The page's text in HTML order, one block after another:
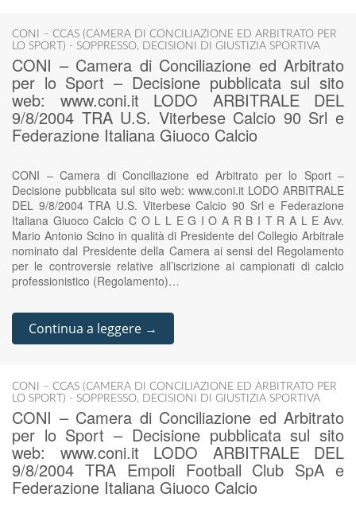
CONI – CCAS (CAMERA DI CONCILIAZIONE ED ARBITRATO PER
LO SPORT) - SOPPRESSO, DECISIONI DI GIUSTIZIA SPORTIVA
CONI – Camera di Conciliazione ed Arbitrato
per lo Sport – Decisione pubblicata sul sito
web: www.coni.it LODO ARBITRALE DEL
9/8/2004 TRA U.S. Viterbese Calcio 90 Srl e
Federazione Italiana Giuoco Calcio
CONI – Camera di Conciliazione ed Arbitrato per lo Sport –
Decisione pubblicata sul sito web: www.coni.it LODO ARBITRALE
DEL 9/8/2004 TRA U.S. Viterbese Calcio 90 Srl e Federazione
Italiana Giuoco Calcio C O L L E G I O A R B I T R A L E Avv.
Mario Antonio Scino in qualità di Presidente del Collegio Arbitrale
nominato dal Presidente della Camera ai sensi del Regolamento
per le controversie relative all’iscrizione ai campionati di calcio
professionistico (Regolamento)…
Continua a leggere →
CONI – CCAS (CAMERA DI CONCILIAZIONE ED ARBITRATO PER
LO SPORT) - SOPPRESSO, DECISIONI DI GIUSTIZIA SPORTIVA
CONI – Camera di Conciliazione ed Arbitrato
per lo Sport – Decisione pubblicata sul sito
web: www.coni.it LODO ARBITRALE DEL
9/8/2004 TRA Empoli Football Club SpA e
Federazione Italiana Giuoco Calcio